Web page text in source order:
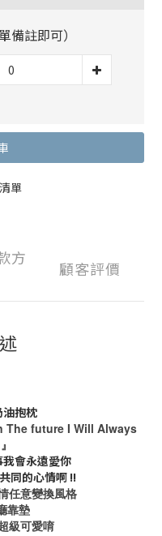
備註即可）
單
方
顧客評價
抱枕
The future I Will Always
會永遠愛你
同的心情啊 !!
任意變換風格
靠墊
級可愛唷